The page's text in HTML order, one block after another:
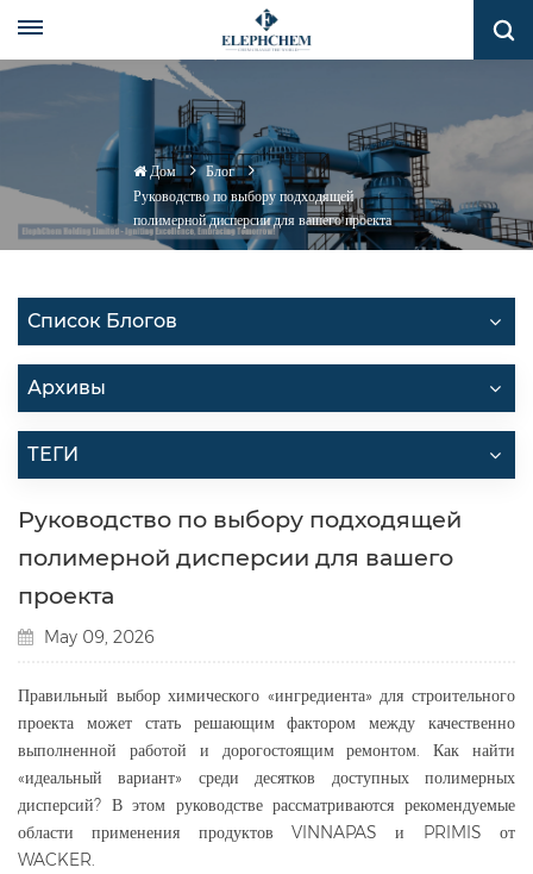
Дом
Блог
Руководство по выбору подходящей
полимерной дисперсии для вашего проекта
Список Блогов
Архивы
ТЕГИ
Руководство по выбору подходящей
полимерной дисперсии для вашего
проекта
May 09, 2026
Правильный выбор химического «ингредиента» для строительного
проекта может стать решающим фактором между качественно
выполненной работой и дорогостоящим ремонтом. Как найти
«идеальный вариант» среди десятков доступных полимерных
дисперсий? В этом руководстве рассматриваются рекомендуемые
области применения продуктов VINNAPAS и PRIMIS от
WACKER.